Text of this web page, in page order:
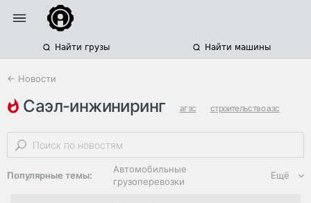
Найти грузы Найти машины
← Новости
саэл-инжиниринг агзс строительство азс
продажа топлива
Популярные темы:
Автомобильные
грузоперевозки
Ещё